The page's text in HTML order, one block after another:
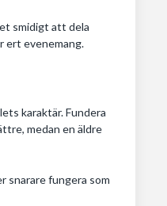
smidigt att dela
ert evenemang.
karaktär. Fundera
medan en äldre
snarare fungera som